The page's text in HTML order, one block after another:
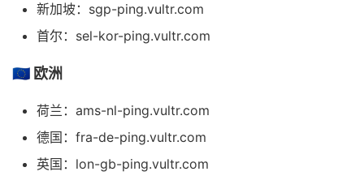
新加坡：sgp-ping.vultr.com
首尔：sel-kor-ping.vultr.com
🇪🇺 欧洲
荷兰：ams-nl-ping.vultr.com
德国：fra-de-ping.vultr.com
英国：lon-gb-ping.vultr.com